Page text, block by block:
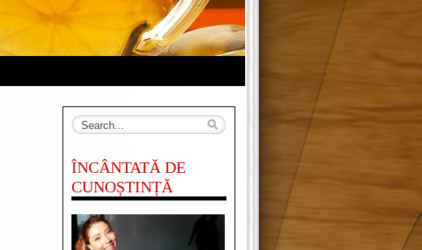
ÎNCÂNTATĂ DE
CUNOȘTINȚĂ